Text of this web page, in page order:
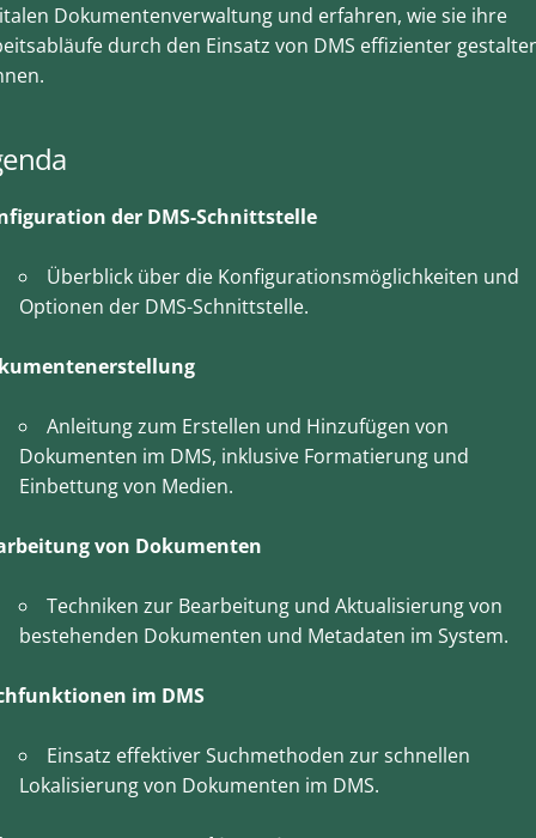
Dokumentenverwaltung und erfahren, wie sie ihre
durch den Einsatz von DMS effizienter
der DMS-Schnittstelle
Überblick über die Konfigurationsmöglichkeiten und
Optionen der DMS-Schnittstelle.
Anleitung zum Erstellen und Hinzufügen von
Dokumenten im DMS, inklusive Formatierung und
Einbettung von Medien.
von Dokumenten
Techniken zur Bearbeitung und Aktualisierung von
bestehenden Dokumenten und Metadaten im System.
im DMS
Einsatz effektiver Suchmethoden zur schnellen
Lokalisierung von Dokumenten im DMS.